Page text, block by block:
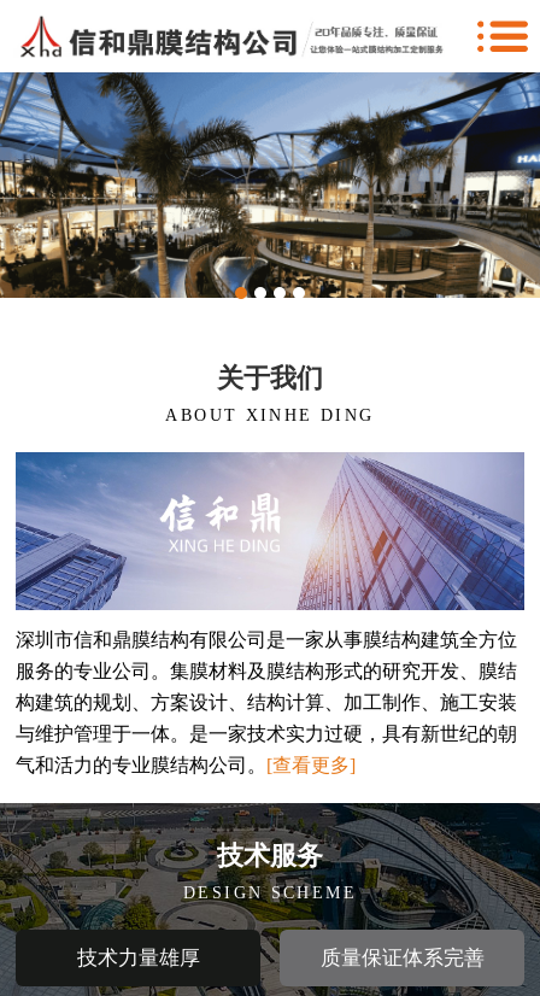
关于我们
ABOUT XINHE DING
深圳市信和鼎膜结构有限公司是一家从事膜结构建筑全方位
服务的专业公司。集膜材料及膜结构形式的研究开发、膜结
构建筑的规划、方案设计、结构计算、加工制作、施工安装
与维护管理于一体。是一家技术实力过硬，具有新世纪的朝
气和活力的专业膜结构公司。 [查看更多]
技术服务
DESIGN SCHEME
技术力量雄厚 质量保证体系完善